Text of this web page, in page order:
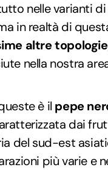
nelle varianti
in realtà di
altre topologie
nella nostra
è il pepe
dai
del sud-est
più varie e